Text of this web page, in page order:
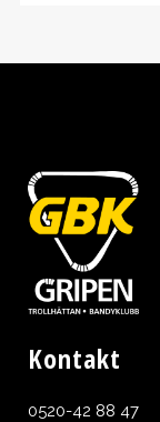
Kontakt
0520-42 88 47